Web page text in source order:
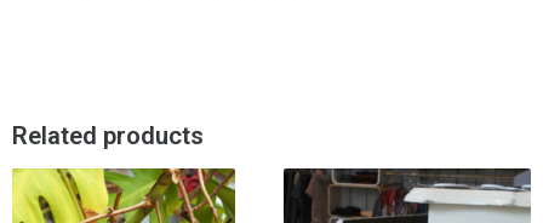
Related products